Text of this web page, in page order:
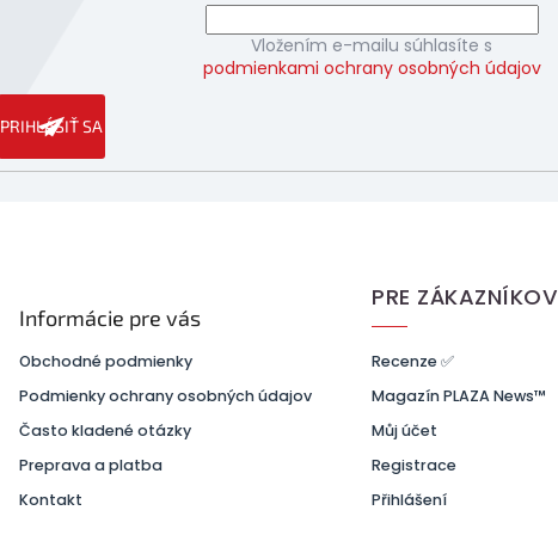
Vložením e-mailu súhlasíte s
podmienkami ochrany osobných údajov
PRIHLÁSIŤ SA
Informácie pre vás
Obchodné podmienky
Podmienky ochrany osobných údajov
Často kladené otázky
Preprava a platba
Kontakt
PRE ZÁKAZNÍKOV
Recenze ✅
Magazín PLAZA News™
Můj účet
Registrace
Přihlášení